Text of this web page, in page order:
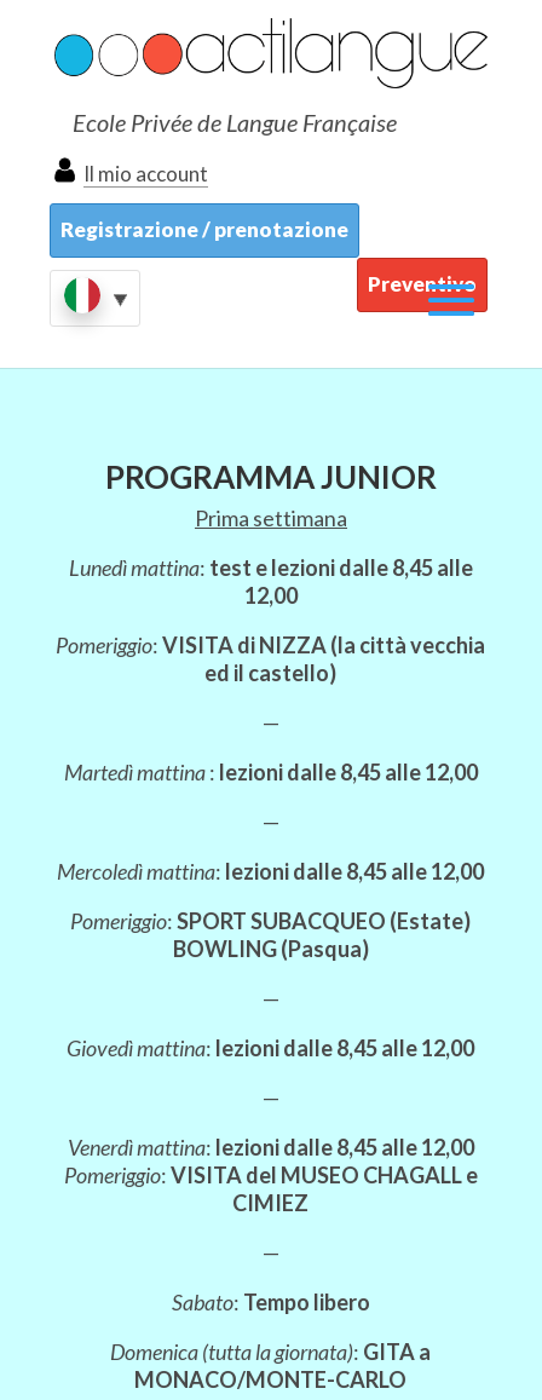
Ecole Privée de Langue Française
Il mio account
Registrazione / prenotazione
Preventivo
PROGRAMMA JUNIOR
Prima settimana
Lunedì mattina: test e lezioni dalle 8,45 alle
12,00
Pomeriggio:VISITA di NIZZA (la città vecchia
ed il castello)
—
Martedì mattina: lezioni dalle 8,45 alle 12,00
—
Mercoledì mattina: lezioni dalle 8,45 alle 12,00
Pomeriggio:SPORT SUBACQUEO (Estate)
BOWLING (Pasqua)
—
Giovedì mattina: lezioni dalle 8,45 alle 12,00
—
Venerdì mattina: lezioni dalle 8,45 alle 12,00
Pomeriggio:VISITA del MUSEO CHAGALL e
CIMIEZ
—
Sabato: Tempo libero
Domenica (tutta la giornata): GITA a
MONACO/MONTE-CARLO